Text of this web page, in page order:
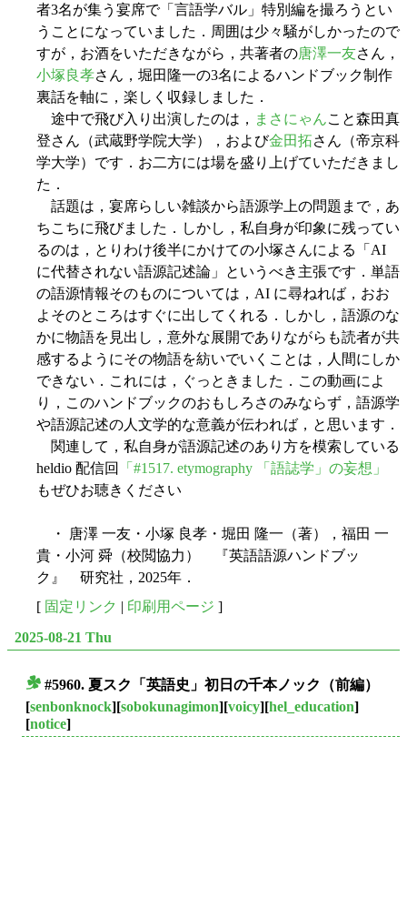
者3名が集う宴席で「言語学バル」特別編を撮ろうとい
うことになっていました．周囲は少々騒がしかったので
すが，お酒をいただきながら，共著者の唐澤一友さん，
小塚良孝さん，堀田隆一の3名によるハンドブック制作
裏話を軸に，楽しく収録しました．
途中で飛び入り出演したのは， まさにゃんこと森田真
登さん（武蔵野学院大学），および金田拓さん（帝京科
学大学）です．お二方には場を盛り上げていただきまし
た．
話題は，宴席らしい雑談から語源学上の問題まで，あ
ちこちに飛びました．しかし，私自身が印象に残ってい
るのは，とりわけ後半にかけての小塚さんによる「AI
に代替されない語源記述論」というべき主張です．単語
の語源情報そのものについては，AI に尋ねれば，おお
よそのところはすぐに出してくれる．しかし，語源のな
かに物語を見出し，意外な展開でありながらも読者が共
感するようにその物語を紡いでいくことは，人間にしか
できない．これには，ぐっときました．この動画によ
り，このハンドブックのおもしろさのみならず，語源学
や語源記述の人文学的な意義が伝われば，と思います．
関連して，私自身が語源記述のあり方を模索している
heldio 配信回
「#1517. etymography 「語誌学」の妄想」
もぜひお聴きください
・ 唐澤 一友・小塚 良孝・堀田 隆一（著），福田 一
貴・小河 舜（校閲協力） 『英語語源ハンドブッ
ク』 研究社，2025年．
[ 固定リンク | 印刷用ページ ]
2025-08-21 Thu
#5960. 夏スク「英語史」初日の千本ノック（前編）
[senbonknock][sobokunagimon][voicy][hel_education]
[notice]